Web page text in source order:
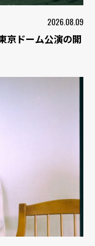
2026.08.09
京ドーム公演の開